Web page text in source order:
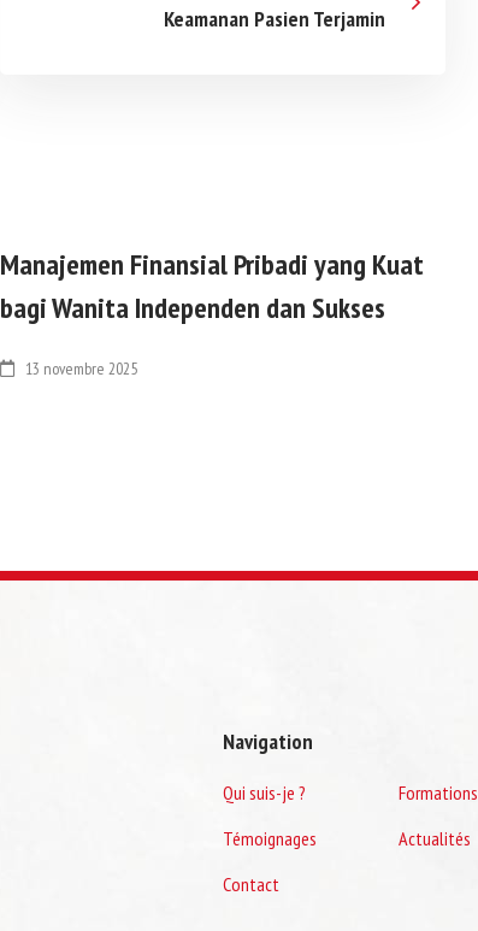
Keamanan Pasien Terjamin
Manajemen Finansial Pribadi yang Kuat
bagi Wanita Independen dan Sukses
13 novembre 2025
Navigation
Qui suis-je ?
Formations
Témoignages
Actualités
Contact